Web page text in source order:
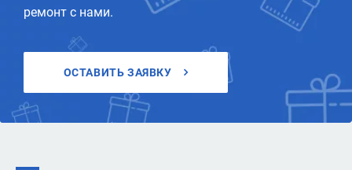
ремонт с нами.
ОСТАВИТЬ ЗАЯВКУ